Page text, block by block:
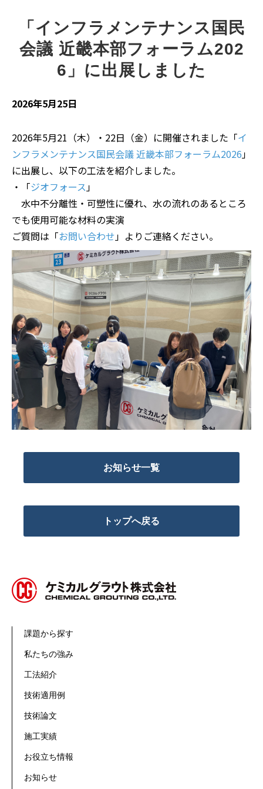
「インフラメンテナンス国民
会議 近畿本部フォーラム202
6」に出展しました
2026年5月25日
2026年5月21（木）・22日（金）に開催されました「イ
ンフラメンテナンス国民会議 近畿本部フォーラム2026」
に出展し、以下の工法を紹介しました。
・「ジオフォース」
水中不分離性・可塑性に優れ、水の流れのあるところ
でも使用可能な材料の実演
ご質問は「お問い合わせ」よりご連絡ください。
お知らせ一覧
トップへ戻る
課題から探す
私たちの強み
工法紹介
技術適用例
技術論文
施工実績
お役立ち情報
お知らせ